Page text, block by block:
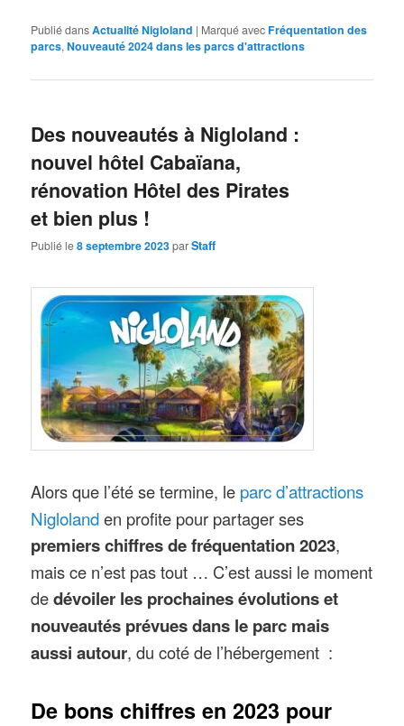
Publié dansActualité Nigloland | Marqué avec Fréquentation des
parcs,Nouveauté 2024 dans les parcs d'attractions
Des nouveautés à Nigloland :
nouvel hôtel Cabaïana,
rénovation Hôtel des Pirates
et bien plus !
Publié le8 septembre 2023parStaff
Alors que l’été se termine, le parc d’attractions
Niglolanden profite pour partager ses
premiers chiffres de fréquentation 2023,
mais ce n’est pas tout … C’est aussi le moment
dedévoiler les prochaines évolutions et
nouveautés prévues dans le parc mais
aussi autour, du coté de l’hébergement :
De bons chiffres en 2023 pour